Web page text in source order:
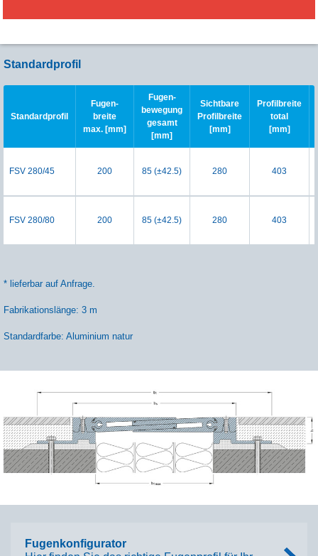
Standardprofil
Standardprofil
Fugen-
breite
max. [mm]
Fugen-
bewegung
gesamt
[mm]
Sichtbare
Profilbreite
[mm]
Profilbreite
total
[mm]
FSV 280/45 200 85 (±42.5) 280 403
FSV 280/80 200 85 (±42.5) 280 403
* lieferbar auf Anfrage.
Fabrikationslänge: 3 m
Standardfarbe: Aluminium natur
Fugenkonfigurator